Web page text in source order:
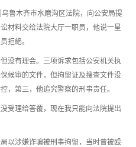
鲁木齐巿水磨沟区法院，向公安局提
材料交给法院大厅一职员，他说一星
拒絶。
没有理会。三项诉求包括公安机关执
候审的文件，但拘留证及搜查文件没
，第三，他追究警察的刑事责任。
受理给答覆，现在我只能向法院提出
以涉嫌诈骗被刑事拘留，当时曾被殴